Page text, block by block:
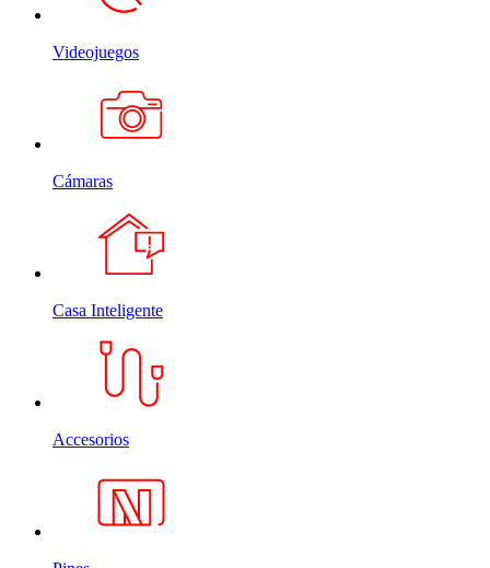
Videojuegos
Cámaras
Casa Inteligente
Accesorios